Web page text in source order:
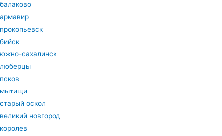
балаково
армавир
прокопьевск
бийск
южно-сахалинск
люберцы
псков
мытищи
старый оскол
великий новгород
королев